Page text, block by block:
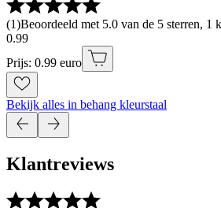
(1)Beoordeeld met 5.0 van de 5 sterren, 1
0.99
Prijs: 0.99 euro
Bekijk alles in behang kleurstaal
Klantreviews